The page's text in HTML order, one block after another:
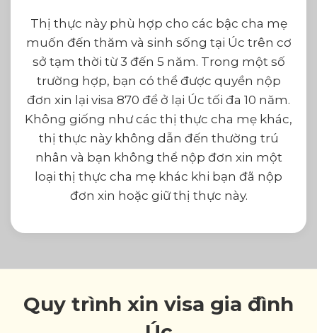
Thị thực này phù hợp cho các bậc cha mẹ
muốn đến thăm và sinh sống tại Úc trên cơ
sở tạm thời từ 3 đến 5 năm. Trong một số
trường hợp, bạn có thể được quyền nộp
đơn xin lại visa 870 để ở lại Úc tối đa 10 năm.
Không giống như các thị thực cha mẹ khác,
thị thực này không dẫn đến thường trú
nhân và bạn không thể nộp đơn xin một
loại thị thực cha mẹ khác khi bạn đã nộp
đơn xin hoặc giữ thị thực này.
Quy trình xin visa gia đình